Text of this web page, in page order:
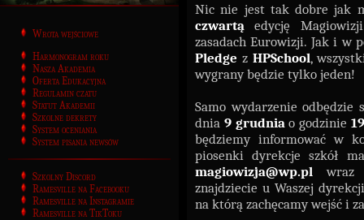
Wrota wejściowe
Harmonogram roku
Nasza Akademia
Oferta Edukacyjna
Regulamin czatu
Statut Akademii
Szkolne dekrety
System oceniania
System pisania newsów
Szkolny Discord
Ramesville na Facebooku
Ramesville na Instagramie
Ramesville na TikToku
Nic nie jest tak dobre jak
czwartąedycję
zasadach Eurowizji. Jak i w
Pledge z HPSchool,
wygrany będzie tylko jeden!
Samo wydarzenie
dnia 9 grudniao godzinie
będziemy informować w
piosenki dyrekcje szkół
magiowizja@wp.pl
znajdziecie u Waszej
na którą zachęcamy wejść i